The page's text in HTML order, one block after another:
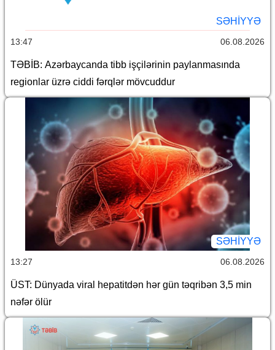
SƏHIYYƏ
13:47 06.08.2026
TƏBİB: Azərbaycanda tibb işçilərinin paylanmasında
regionlar üzrə ciddi fərqlər mövcuddur
SƏHIYYƏ
13:27 06.08.2026
ÜST: Dünyada viral hepatitdən hər gün təqribən 3,5 min
nəfər ölür